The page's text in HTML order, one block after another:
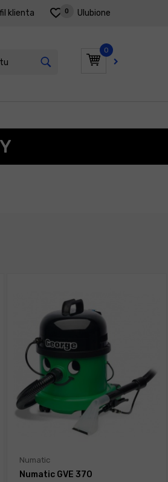
klienta Ulubione
0
0
Numatic
Numatic GVE 370